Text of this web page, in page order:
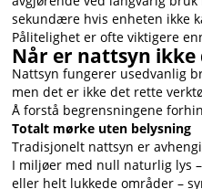
sekundære hvis enheten ikke
Pålitelighet er ofte viktigere
Når er nattsyn ikke
Nattsyn fungerer usedvanlig
men det er ikke det rette
Å forstå begrensningene
Totalt mørke uten belysning
Tradisjonelt nattsyn er
I miljøer med null naturlig lys
eller helt lukkede områder –